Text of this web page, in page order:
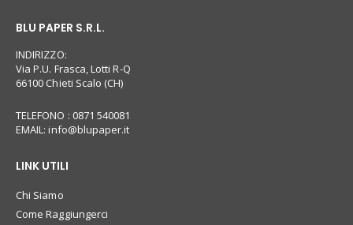
BLU PAPER S.R.L.
INDIRIZZO:
Via P.U. Frasca, Lotti R-Q
66100 Chieti Scalo (CH)
TELEFONO : 0871 540081
EMAIL:info@blupaper.it
LINK UTILI
Chi Siamo
Come Raggiungerci